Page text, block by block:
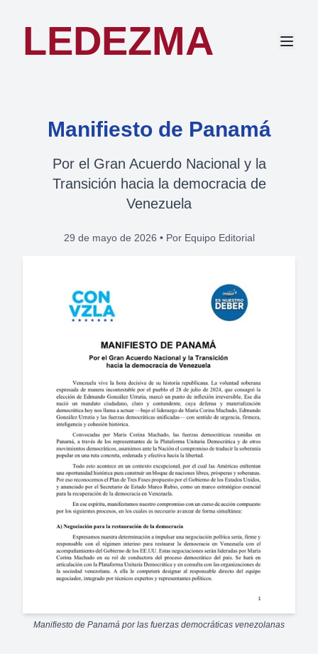
LEDEZMA
Manifiesto de Panamá
Por el Gran Acuerdo Nacional y la
Transición hacia la democracia de
Venezuela
29 de mayo de 2026 • Por Equipo Editorial
Manifiesto de Panamá por las fuerzas democráticas venezolanas